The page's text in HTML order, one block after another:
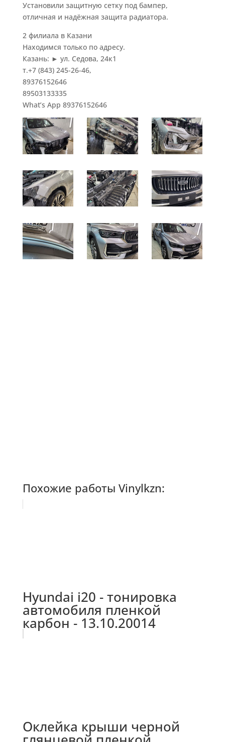
Установили защитную сетку под бампер,
отличная и надёжная защита радиатора.
2 филиала в Казани
Находимся только по адресу.
Казань: ► ул. Седова, 24к1
т.+7 (843) 245-26-46,
89376152646
89503133335
What’s App 89376152646
Похожие работы Vinylkzn:
Hyundai i20 - тонировка
автомобиля пленкой
карбон - 13.10.20014
Оклейка крыши черной